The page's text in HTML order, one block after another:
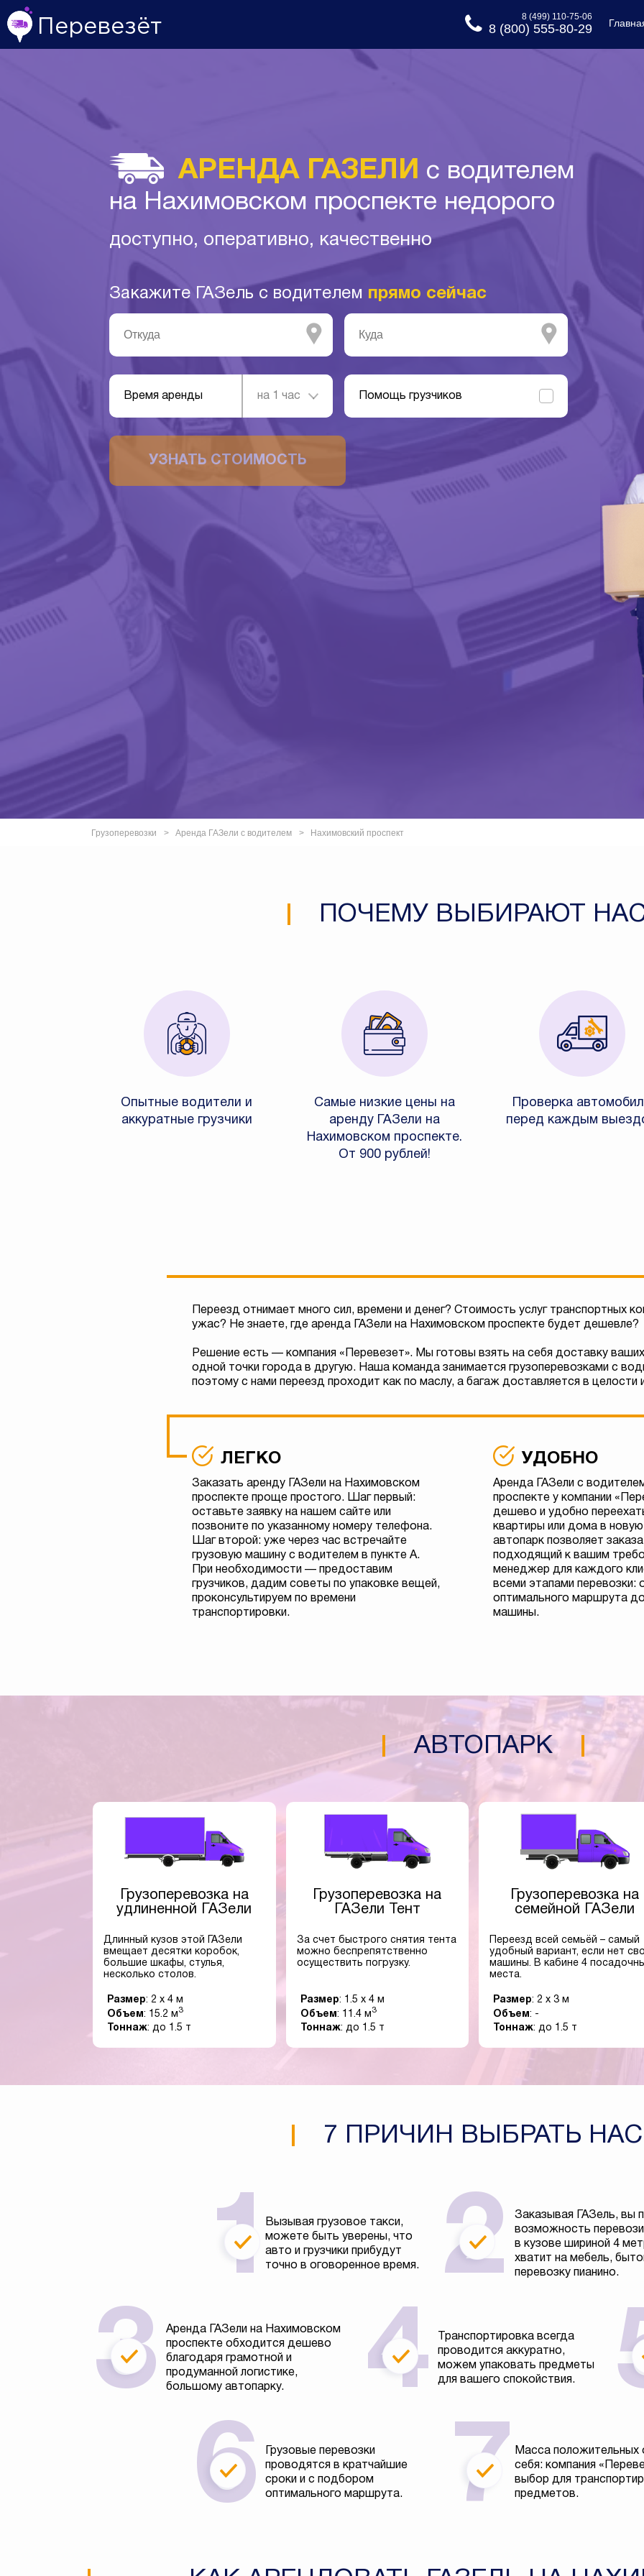
Перевезёт
8 (499) 110-75-06
8 (800) 555-80-29
АРЕНДА ГАЗЕЛИ с водителем
на Нахимовском проспекте недорого
доступно, оперативно, качественно
Закажите ГАЗель с водителем прямо сейчас
Время аренды на 1 час Помощь грузчиков
УЗНАТЬ СТОИМОСТЬ
Грузоперевозки Аренда ГАЗели с водителем Нахимовский проспект
ПОЧЕМУ ВЫБИРАЮТ
Опытные водители и
аккуратные грузчики
Самые низкие цены на
аренду ГАЗели на
Нахимовском проспекте.
От 900 рублей!
Проверка
перед каждым
Переезд отнимает много сил, времени и денег? Стоимость услуг транспортных
ужас? Не знаете, где аренда ГАЗели на Нахимовском проспекте будет дешевле?
Решение есть — компания «Перевезет». Мы готовы взять на себя доставку
одной точки города в другую. Наша команда занимается грузоперевозками с
поэтому с нами переезд проходит как по маслу, а багаж доставляется в целости
ЛЕГКО
Заказать аренду ГАЗели на Нахимовском
проспекте проще простого. Шаг первый:
оставьте заявку на нашем сайте или
позвоните по указанному номеру телефона.
Шаг второй: уже через час встречайте
грузовую машину с водителем в пункте А.
При необходимости — предоставим
грузчиков, дадим советы по упаковке вещей,
проконсультируем по времени
транспортировки.
УДОБНО
Аренда ГАЗели с
проспекте у компании
дешево и удобно
квартиры или дома в
автопарк позволяет
подходящий к вашим
менеджер для каждого
всеми этапами перевозки:
оптимального маршрута до
машины.
АВТОПАРК
Грузоперевозка на
удлиненной ГАЗели
Длинный кузов этой ГАЗели
вмещает десятки коробок,
большие шкафы, стулья,
несколько столов.
Размер: 2 x 4 м
Объем: 15.2 м 3
Тоннаж: до 1.5 т
Грузоперевозка на
ГАЗели Тент
За счет быстрого снятия тента
можно беспрепятственно
осуществить погрузку.
Размер: 1.5 x 4 м
Объем: 11.4 м 3
Тоннаж: до 1.5 т
Грузоперевозка на
семейной ГАЗели
Переезд всей семьёй – самый
удобный вариант, если нет
машины. В кабине 4
места.
Размер: 2 x 3 м
Объем: -
Тоннаж: до 1.5 т
7 ПРИЧИН ВЫБРАТЬ НАС
Вызывая грузовое такси,
можете быть уверены, что
авто и грузчики прибудут
точно в оговоренное время.
Заказывая ГАЗель, вы
возможность
в кузове шириной 4
хватит на мебель,
перевозку пианино.
Аренда ГАЗели на Нахимовском
проспекте обходится дешево
благодаря грамотной и
продуманной логистике,
большому автопарку.
Транспортировка всегда
проводится аккуратно,
можем упаковать предметы
для вашего спокойствия.
Грузовые перевозки
проводятся в кратчайшие
сроки и с подбором
оптимального маршрута.
Масса положительных
себя: компания
выбор для
предметов.